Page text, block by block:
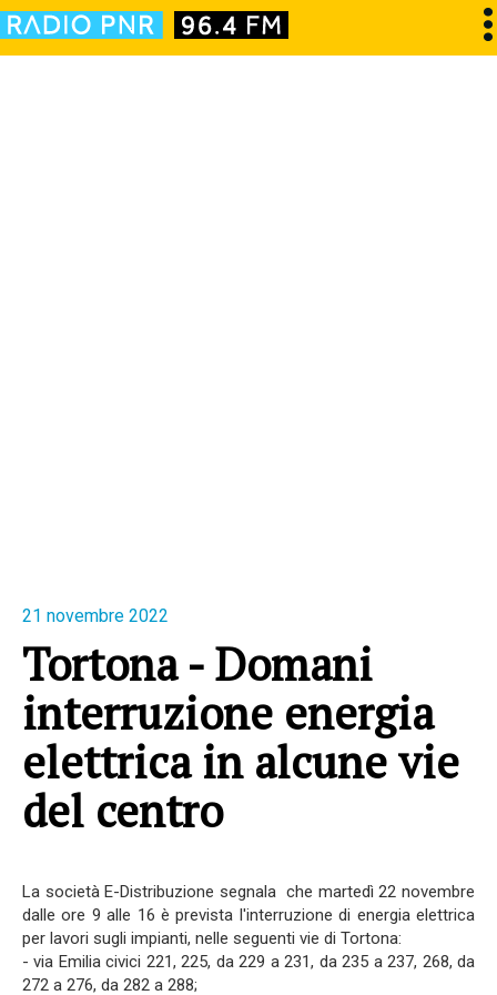
21 novembre 2022
Tortona - Domani
interruzione energia
elettrica in alcune vie
del centro
La società E-Distribuzione segnala che martedì 22 novembre
dalle ore 9 alle 16 è prevista l'interruzione di energia elettrica
per lavori sugli impianti, nelle seguenti vie di Tortona:
- via Emilia civici 221, 225, da 229 a 231, da 235 a 237, 268, da
272 a 276, da 282 a 288;